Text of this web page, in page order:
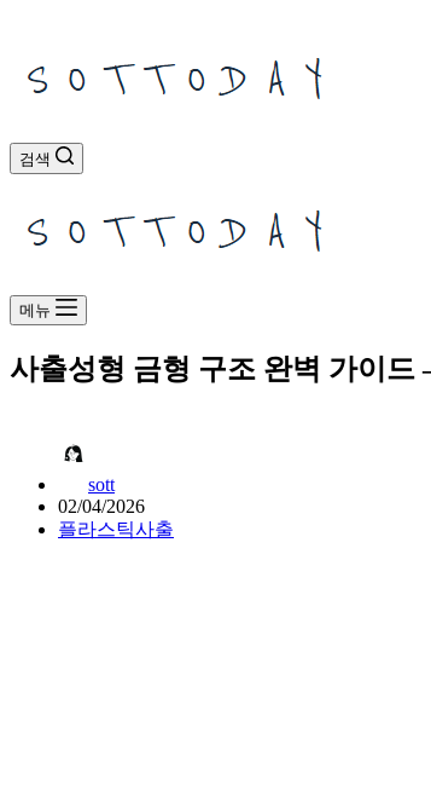
검색
메뉴
사출성형 금형 구조 완벽 가이드
sott
02/04/2026
플라스틱사출